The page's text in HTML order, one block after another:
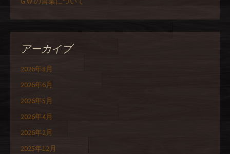
アーカイブ
2026年8月
2026年6月
2026年5月
2026年4月
2026年2月
2025年12月